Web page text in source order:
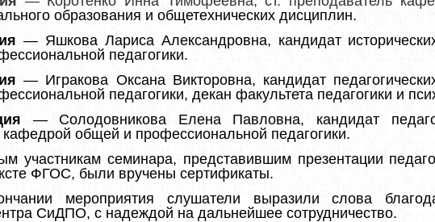
образования и общетехнических дисциплин.
— Яшкова Лариса Александровна, кандидат
педагогики.
— Игракова Оксана Викторовна, кандидат
педагогики, декан факультета педагогики и
— Солодовникова Елена Павловна, кандидат
общей и профессиональной педагогики.
участникам семинара, представившим презентации
ФГОС, были вручены сертификаты.
мероприятия слушатели выразили слова
СиДПО, с надеждой на дальнейшее сотрудничество.